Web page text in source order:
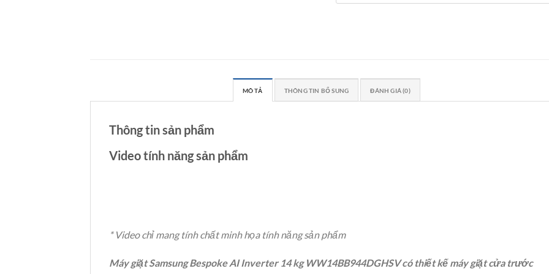
MÔ TẢ THÔNG TIN BỔ SUNG ĐÁNH GIÁ (0)
Thông tin sản phẩm
Video tính năng sản phẩm
* Video chỉ mang tính chất minh họa tính năng sản phẩm
Máy giặt Samsung Bespoke AI Inverter 14 kg WW14BB944DGHSVcó thiết kế máy giặt cửa trước